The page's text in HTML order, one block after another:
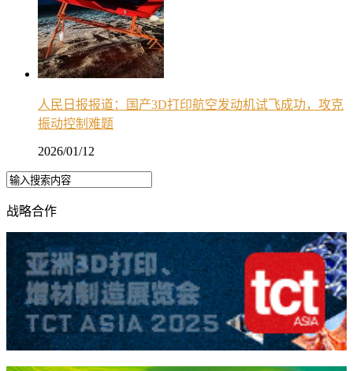
人民日报报道：国产3D打印航空发动机试飞成功，攻克
振动控制难题
2026/01/12
战略合作